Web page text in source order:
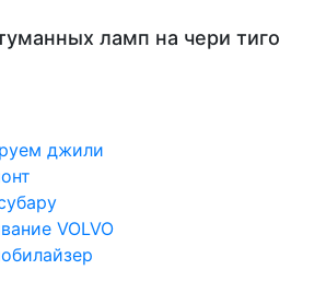
ламп на чери тиго
джили
VOLVO